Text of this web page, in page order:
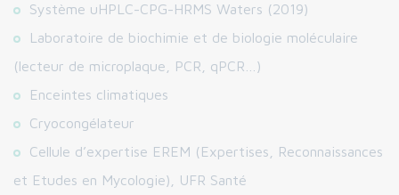
Système uHPLC-CPG-HRMS Waters (2019)
Laboratoire de biochimie et de biologie moléculaire
(lecteur de microplaque, PCR, qPCR…)
Enceintes climatiques
Cryocongélateur
Cellule d’expertise EREM (Expertises, Reconnaissances
et Etudes en Mycologie), UFR Santé